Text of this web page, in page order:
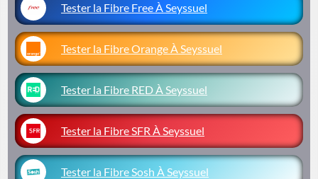
Tester la Fibre Free À Seyssuel
Tester la Fibre Orange À Seyssuel
Tester la Fibre RED À Seyssuel
Tester la Fibre SFR À Seyssuel
Tester la Fibre Sosh À Seyssuel